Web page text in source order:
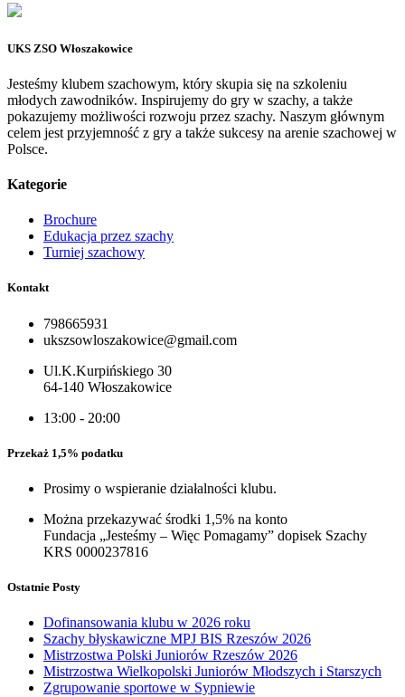
UKS ZSO Włoszakowice
Jesteśmy klubem szachowym, który skupia się na szkoleniu
młodych zawodników. Inspirujemy do gry w szachy, a także
pokazujemy możliwości rozwoju przez szachy. Naszym głównym
celem jest przyjemność z gry a także sukcesy na arenie szachowej w
Polsce.
Kategorie
Brochure
Edukacja przez szachy
Turniej szachowy
Kontakt
798665931
ukszsowloszakowice@gmail.com
Ul.K.Kurpińskiego 30
64-140 Włoszakowice
13:00 - 20:00
Przekaż 1,5% podatku
Prosimy o wspieranie działalności klubu.
Można przekazywać środki 1,5% na konto
Fundacja „Jesteśmy – Więc Pomagamy” dopisek Szachy
KRS 0000237816
Ostatnie Posty
Dofinansowania klubu w 2026 roku
Szachy błyskawiczne MPJ BIS Rzeszów 2026
Mistrzostwa Polski Juniorów Rzeszów 2026
Mistrzostwa Wielkopolski Juniorów Młodszych i Starszych
Zgrupowanie sportowe w Sypniewie